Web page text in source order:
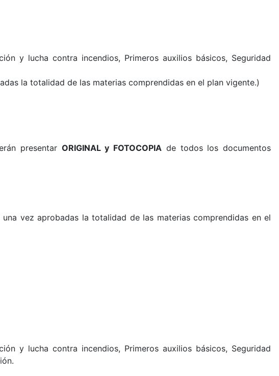
y lucha contra incendios, Primeros auxilios básicos, Seguridad
la totalidad de las materias comprendidas en el plan vigente.)
presentar ORIGINAL y FOTOCOPIA de todos los documentos
una vez aprobadas la totalidad de las materias comprendidas en el
y lucha contra incendios, Primeros auxilios básicos, Seguridad